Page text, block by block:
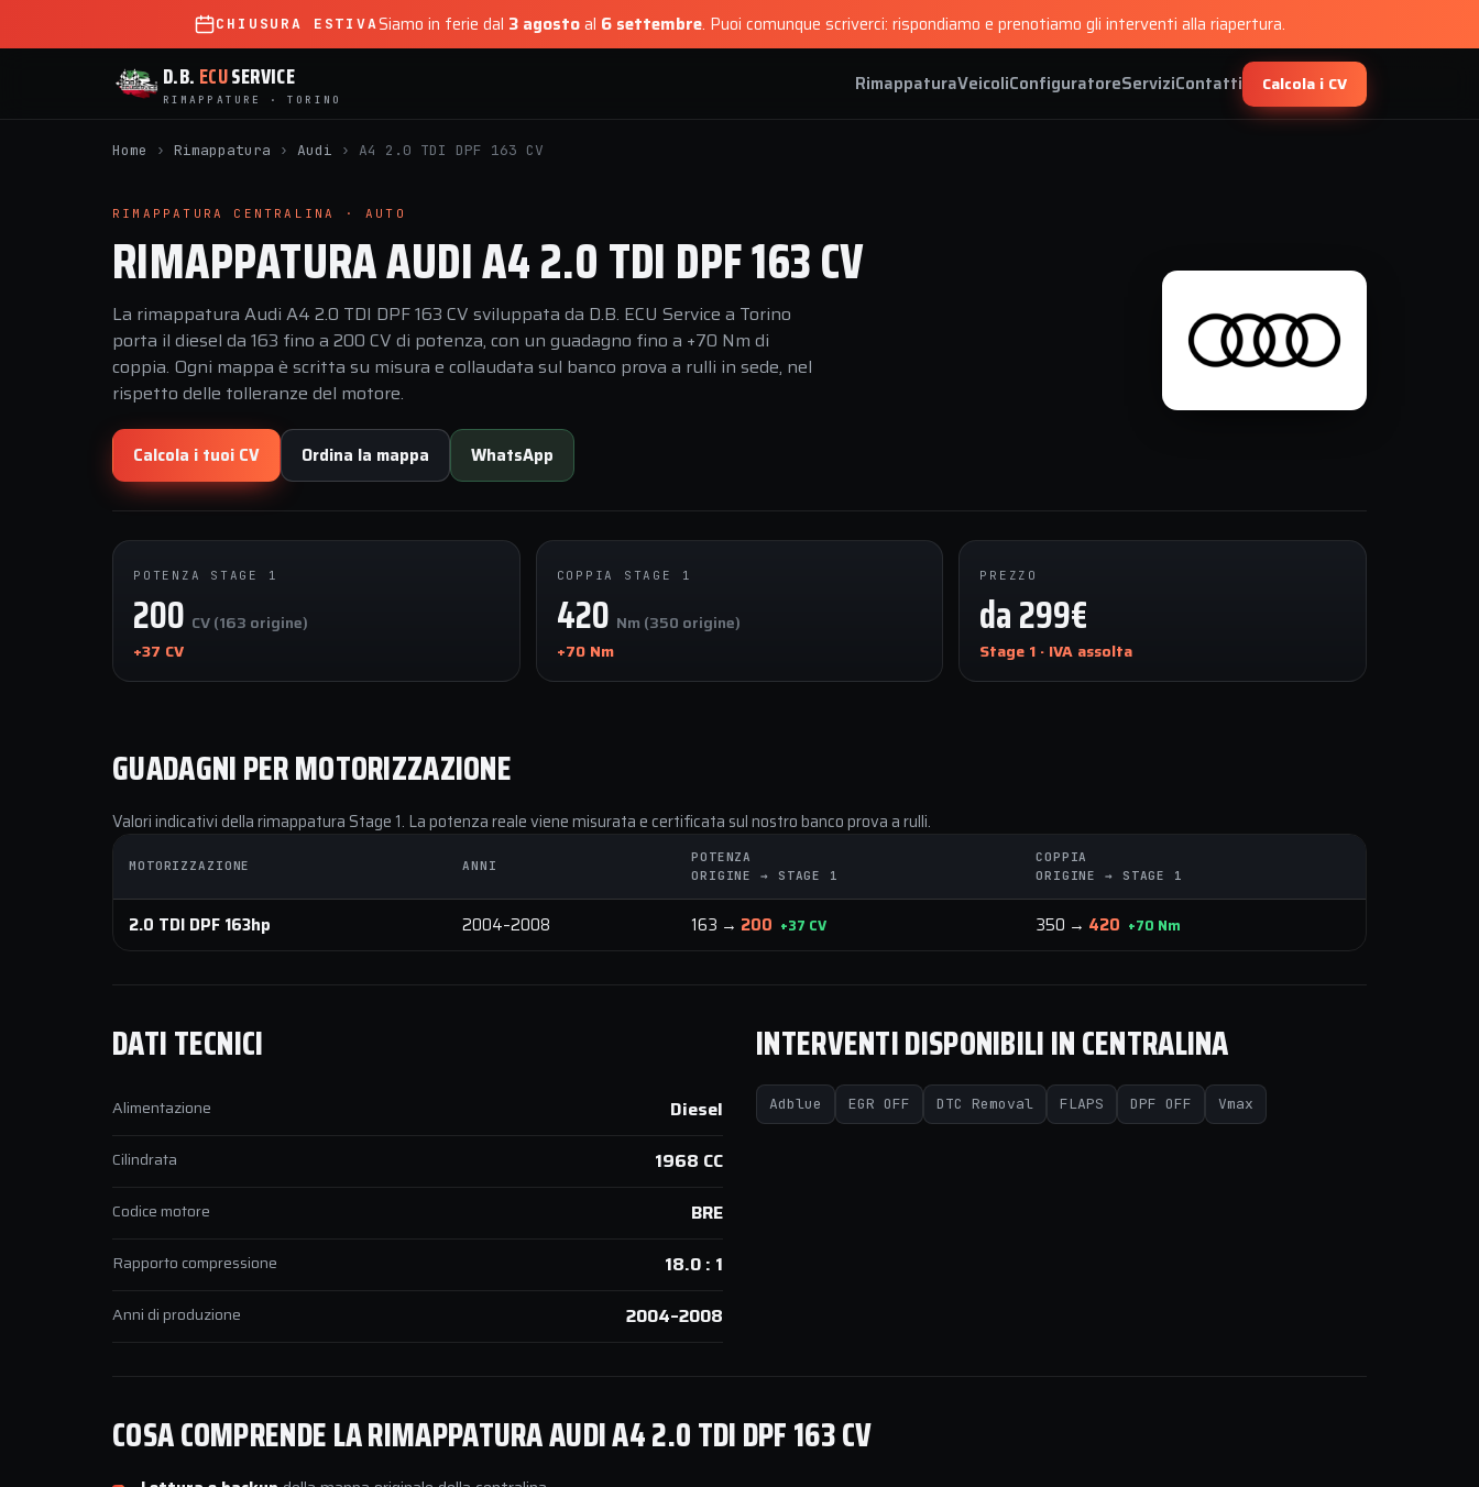
CHIUSURA ESTIVASiamo in ferie dal 3 agostoal 6 settembre. Puoi comunque scriverci: rispondiamo e prenotiamo gli interventi alla riapertura.
D.B. ECUSERVICE
RIMAPPATURE · TORINO
RimappaturaVeicoliConfiguratoreServiziContatti Calcola i CV
Home › Rimappatura › Audi › A4 2.0 TDI DPF 163 CV
RIMAPPATURA CENTRALINA · AUTO
RIMAPPATURA AUDI A4 2.0 TDI DPF 163 CV
La rimappatura Audi A4 2.0 TDI DPF 163 CV sviluppata da D.B. ECU Service a Torino
porta il diesel da 163 fino a 200 CV di potenza, con un guadagno fino a +70 Nm di
coppia. Ogni mappa è scritta su misura e collaudata sul banco prova a rulli in sede, nel
rispetto delle tolleranze del motore.
Calcola i tuoi CV Ordina la mappa WhatsApp
POTENZA STAGE 1
200 CV (163 origine)
+37 CV
COPPIA STAGE 1
420 Nm (350 origine)
+70 Nm
PREZZO
da 299€
Stage 1 · IVA assolta
GUADAGNI PER MOTORIZZAZIONE
Valori indicativi della rimappatura Stage 1. La potenza reale viene misurata e certificata sul nostro banco prova a rulli.
MOTORIZZAZIONE ANNI
POTENZA
ORIGINE → STAGE 1
COPPIA
ORIGINE → STAGE 1
2.0 TDI DPF 163hp 2004–2008 163 → 200 +37 CV 350 → 420 +70 Nm
DATI TECNICI
Alimentazione Diesel
Cilindrata 1968 CC
Codice motore BRE
Rapporto compressione 18.0 : 1
Anni di produzione 2004–2008
INTERVENTI DISPONIBILI IN CENTRALINA
Adblue EGR OFF DTC Removal FLAPS DPF OFF Vmax
COSA COMPRENDE LA RIMAPPATURA AUDI A4 2.0 TDI DPF 163 CV